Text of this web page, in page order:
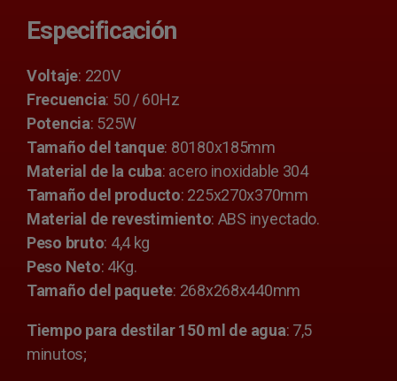
Especificación
Voltaje: 220V
Frecuencia: 50 / 60Hz
Potencia: 525W
Tamaño del tanque: 80180x185mm
Material de la cuba: acero inoxidable 304
Tamaño del producto: 225x270x370mm
Material de revestimiento: ABS inyectado.
Peso bruto: 4,4 kg
Peso Neto: 4Kg.
Tamaño del paquete: 268x268x440mm
Tiempo para destilar 150 ml de agua: 7,5
minutos;